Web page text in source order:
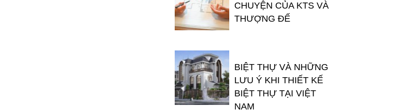
CHUYỆN CỦA KTS VÀ
THƯỢNG ĐẾ
BIỆT THỰ VÀ NHỮNG
LƯU Ý KHI THIẾT KẾ
BIỆT THỰ TẠI VIỆT
NAM